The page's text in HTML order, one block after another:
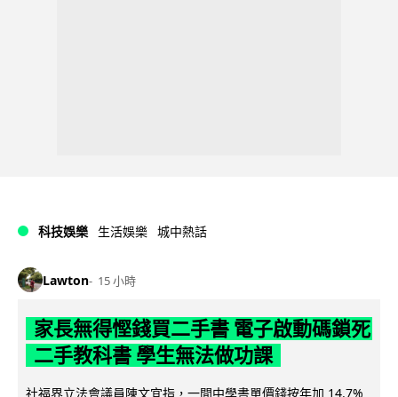
科技娛樂 生活娛樂 城中熱話
Lawton 15 小時
家長無得慳錢買二手書 電子啟動碼鎖死
二手教科書 學生無法做功課
社福界立法會議員陳文宜指，一間中學書單價錢按年加 14.7%